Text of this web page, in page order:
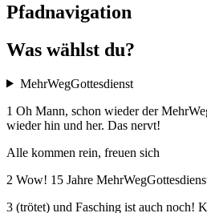
Pfadnavigation
Was wählst du?
MehrWegGottesdienst
1 Oh Mann, schon wieder der
wieder hin und her. Das nervt!
Alle kommen rein, freuen sich
2 Wow! 15 Jahre
3 (trötet) und Fasching ist auch noch!